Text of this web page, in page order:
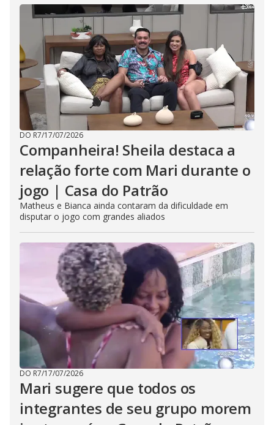
DO R7/17/07/2026
Companheira! Sheila destaca a
relação forte com Mari durante o
jogo | Casa do Patrão
Matheus e Bianca ainda contaram da dificuldade em
disputar o jogo com grandes aliados
DO R7/17/07/2026
Mari sugere que todos os
integrantes de seu grupo morem